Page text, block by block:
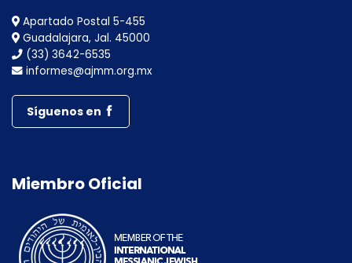
Apartado Postal 5-455
Guadalajara, Jal. 45000
(33) 3642-6535
informes@ajmm.org.mx
Síguenos en
Miembro Oficial